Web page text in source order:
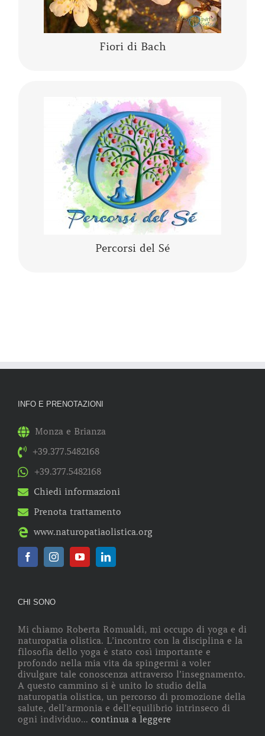
Fiori di Bach
Percorsi del Sé
Lo yoga, la meditazione, la mindfulness, lo
yogaterapia, il rilassamento guidato sono
percorsi del Sé che ci conducono alla porta di
noi stessi.
CONTINUA A LEGGERE
INFO E PRENOTAZIONI
Monza e Brianza
+39.377.5482168
+39.377.5482168
Chiedi informazioni
Prenota trattamento
www.naturopatiaolistica.org
CHI SONO
Mi chiamo Roberta Romualdi, mi occupo di yoga e di
naturopatia olistica. L’incontro con la disciplina e la
filosofia dello yoga è stato così importante e
profondo nella mia vita da spingermi a voler
divulgare tale conoscenza attraverso l’insegnamento.
A questo cammino si è unito lo studio della
naturopatia olistica, un percorso di promozione della
salute, dell’armonia e dell’equilibrio intrinseco di
ogni individuo... continua a leggere